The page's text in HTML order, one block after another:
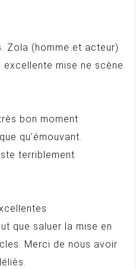
Zola (homme et acteur)
excellente mise ne scène.
bon moment
qu’émouvant.
terriblement
que saluer la mise en
Merci de nous avoir